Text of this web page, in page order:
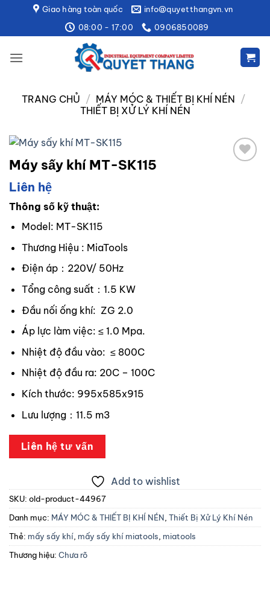
nội
dung
Giao hàng toàn quốc
info@quyetthangvn.vn
08:00 - 17:00
0906850089
TRANG CHỦ / MÁY MÓC & THIẾT BỊ KHÍ NÉN /
THIẾT BỊ XỬ LÝ KHÍ NÉN
Máy sấy khí MT-SK115
Liên hệ
Thông số kỹ thuật:
Model: MT-SK115
Thương Hiệu : MiaTools
Điện áp：220V/ 50Hz
Tổng công suất：1.5 KW
Đầu nối ống khí: ZG 2.0
Áp lực làm việc: ≤ 1.0 Mpa.
Nhiệt độ đầu vào: ≤ 800C
Nhiệt độ đầu ra: 20C – 100C
Kích thước: 995x585x915
Lưu lượng：11.5 m3
Liên hệ tư vấn
Add to wishlist
SKU: old-product-44967
Danh mục: MÁY MÓC & THIẾT BỊ KHÍ NÉN Thiết Bị Xử Lý Khí Nén
Thẻ: mấy sấy khí mấy sấy khí miatools miatools
Thương hiệu: Chưa rõ